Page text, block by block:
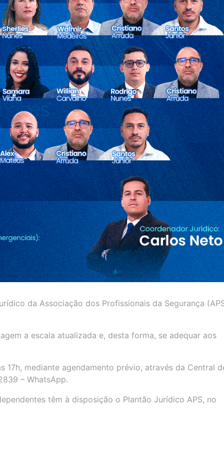
da Associação dos Profissionais da Segurança
a escala atualizada e, desta forma, se adequar aos
mediante agendamento prévio, através da Central
– WhatsApp.
têm à disposição o Plantão Jurídico APS, no